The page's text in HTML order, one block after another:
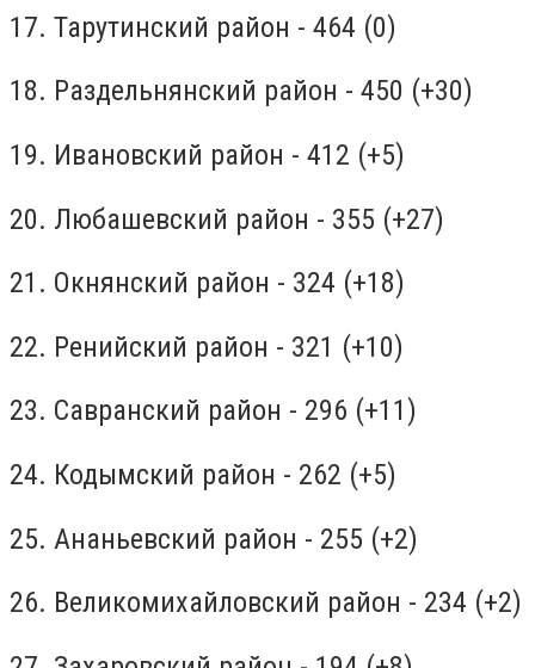
17. Тарутинский район - 464 (0)
18. Раздельнянский район - 450 (+30)
19. Ивановский район - 412 (+5)
20. Любашевский район - 355 (+27)
21. Окнянский район - 324 (+18)
22. Ренийский район - 321 (+10)
23. Савранский район - 296 (+11)
24. Кодымский район - 262 (+5)
25. Ананьевский район - 255 (+2)
26. Великомихайловский район - 234 (+2)